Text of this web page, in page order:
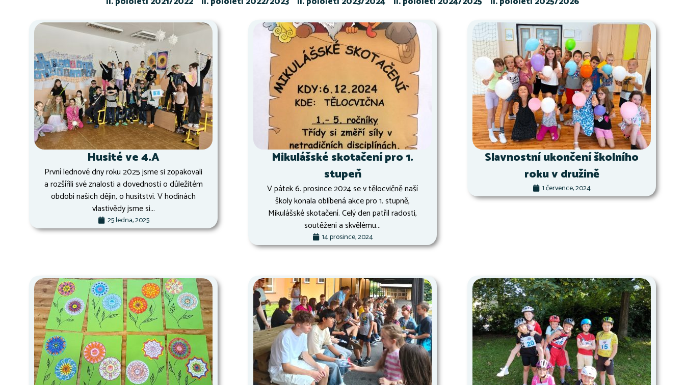
Husité ve 4.A
První lednové dny roku 2025 jsme si zopakovali
a rozšířili své znalosti a dovednosti o důležitém
období našich dějin, o husitství. V hodinách
vlastivědy jsme si...
25 ledna, 2025
Mikulášské skotačení pro 1.
stupeň
V pátek 6. prosince 2024 se v tělocvičně naší
školy konala oblíbená akce pro 1. stupně,
Mikulášské skotačení. Celý den patřil radosti,
soutěžení a skvělému...
14 prosince, 2024
Slavnostní ukončení školního
roku v družině
1 července, 2024